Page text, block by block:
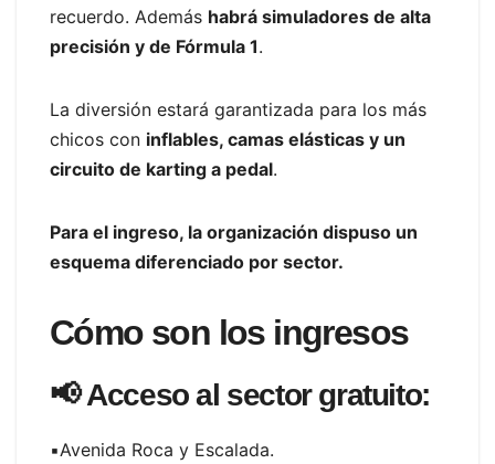
recuerdo. Además habrá simuladores de alta
precisión y de Fórmula 1.
La diversión estará garantizada para los más
chicos con inflables, camas elásticas y un
circuito de karting a pedal.
Para el ingreso, la organización dispuso un
esquema diferenciado por sector.
Cómo son los ingresos
📢Acceso al sector gratuito:
▪️Avenida Roca y Escalada.